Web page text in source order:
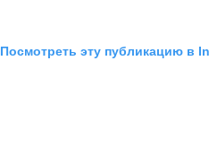
Посмотреть эту публикацию в